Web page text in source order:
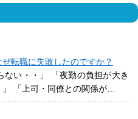
転職に失敗したのですか？
ない・・」 「夜勤の負担が大き
」 「上司・同僚との関係が…